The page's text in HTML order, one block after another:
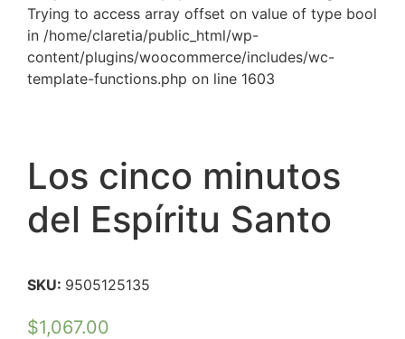
Trying to access array offset on value of type bool
in /home/claretia/public_html/wp-
content/plugins/woocommerce/includes/wc-
template-functions.php on line 1603
Los cinco minutos
del Espíritu Santo
SKU: 9505125135
$1,067.00